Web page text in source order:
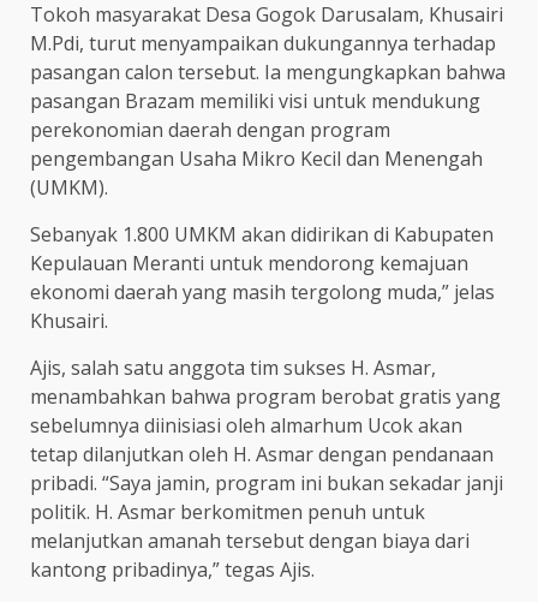
Tokoh masyarakat Desa Gogok Darusalam, Khusairi
M.Pdi, turut menyampaikan dukungannya terhadap
pasangan calon tersebut. Ia mengungkapkan bahwa
pasangan Brazam memiliki visi untuk mendukung
perekonomian daerah dengan program
pengembangan Usaha Mikro Kecil dan Menengah
(UMKM).
Sebanyak 1.800 UMKM akan didirikan di Kabupaten
Kepulauan Meranti untuk mendorong kemajuan
ekonomi daerah yang masih tergolong muda,” jelas
Khusairi.
Ajis, salah satu anggota tim sukses H. Asmar,
menambahkan bahwa program berobat gratis yang
sebelumnya diinisiasi oleh almarhum Ucok akan
tetap dilanjutkan oleh H. Asmar dengan pendanaan
pribadi. “Saya jamin, program ini bukan sekadar janji
politik. H. Asmar berkomitmen penuh untuk
melanjutkan amanah tersebut dengan biaya dari
kantong pribadinya,” tegas Ajis.